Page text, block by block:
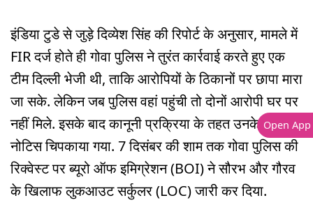
इंडिया टुडे से जुड़े दिव्येश सिंह की रिपोर्ट के अनुसार, मामले में
FIR दर्ज होते ही गोवा पुलिस ने तुरंत कार्रवाई करते हुए एक
टीम दिल्ली भेजी थी, ताकि आरोपियों के ठिकानों पर छापा मारा
जा सके. लेकिन जब पुलिस वहां पहुंची तो दोनों आरोपी घर पर
नहीं मिले. इसके बाद कानूनी प्रक्रिया के तहत उनके घर पर
नोटिस चिपकाया गया. 7 दिसंबर की शाम तक गोवा पुलिस की
रिक्वेस्ट पर ब्यूरो ऑफ इमिग्रेशन (BOI) ने सौरभ और गौरव
के खिलाफ लुकआउट सर्कुलर (LOC) जारी कर दिया.
Open App